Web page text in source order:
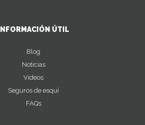
INFORMACIÓN ÚTIL
Blog
Noticias
Videos
Seguros de esquí
FAQs